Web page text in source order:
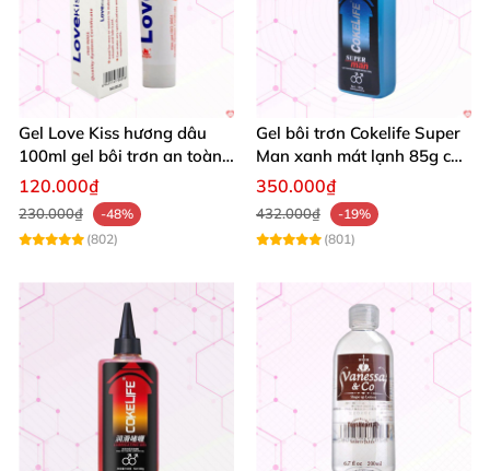
Gel Love Kiss hương dâu
100ml gel bôi trơn an toàn
tăng khoái cảm
120.000₫
230.000₫
-48%
(802)
Gel bôi trơn Cokelife Super
Man xanh mát lạnh 85g cho
gay trơn mượt
350.000₫
432.000₫
-19%
(801)